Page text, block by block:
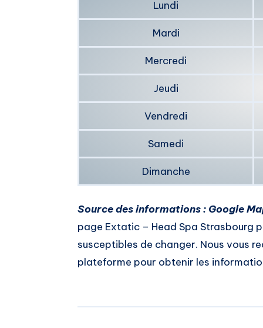
Lundi
Mardi
Mercredi
Jeudi
Vendredi
Samedi
Dimanche
Source des informations : Google
page Extatic – Head Spa Strasbourg
susceptibles de changer. Nous vous
plateforme pour obtenir les